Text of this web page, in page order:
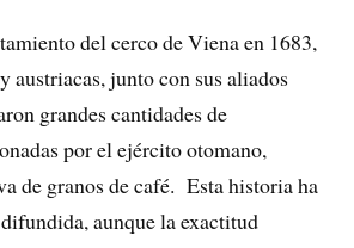
del cerco de Viena en 1683,
austriacas, junto con sus aliados
grandes cantidades de
por el ejército otomano,
de granos de café. Esta historia ha
aunque la exactitud